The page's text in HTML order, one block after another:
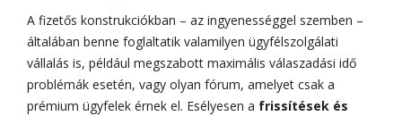
A fizetős konstrukciókban – az ingyenességgel szemben –
általában benne foglaltatik valamilyen ügyfélszolgálati
vállalás is, például megszabott maximális válaszadási idő
problémák esetén, vagy olyan fórum, amelyet csak a
prémium ügyfelek érnek el. Esélyesen a frissítések és